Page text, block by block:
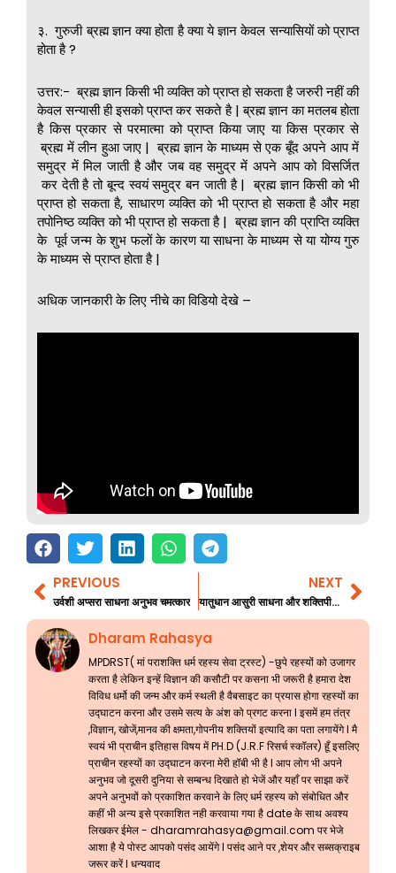
३. गुरुजी ब्रह्म ज्ञान क्या होता है क्या ये ज्ञान केवल सन्यासियों को प्राप्त
होता है ?
उत्तर:- ब्रह्म ज्ञान किसी भी व्यक्ति को प्राप्त हो सकता है जरुरी नहीं की
केवल सन्यासी ही इसको प्राप्त कर सकते है | ब्रह्म ज्ञान का मतलब होता
है किस प्रकार से परमात्मा को प्राप्त किया जाए या किस प्रकार से
ब्रह्म में लीन हुआ जाए | ब्रह्म ज्ञान के माध्यम से एक बूँद अपने आप में
समुद्र में मिल जाती है और जब वह समुद्र में अपने आप को विसर्जित
कर देती है तो बून्द स्वयं समुद्र बन जाती है | ब्रह्म ज्ञान किसी को भी
प्राप्त हो सकता है, साधारण व्यक्ति को भी प्राप्त हो सकता है और महा
तपोनिष्ठ व्यक्ति को भी प्राप्त हो सकता है | ब्रह्म ज्ञान की प्राप्ति व्यक्ति
के पूर्व जन्म के शुभ फलों के कारण या साधना के माध्यम से या योग्य गुरु
के माध्यम से प्राप्त होता है |
अधिक जानकारी के लिए नीचे का विडियो देखे –
Prev
PREVIOUS
उर्वशी अप्सरा साधना अनुभव चमत्कार
NEXT
यातुधान आसुरी साधना और शक्तिपीठ कथा भाग 1
Dharam Rahasya
MPDRST( मां पराशक्ति धर्म रहस्य सेवा ट्रस्ट) -छुपे रहस्यों को उजागर
करता है लेकिन इन्हें विज्ञान की कसौटी पर कसना भी जरूरी है हमारा देश
विविध धर्मो की जन्म और कर्म स्थली है वैबसाइट का प्रयास होगा रहस्यों का
उद्घाटन करना और उसमे सत्य के अंश को प्रगट करना l इसमें हम तंत्र
,विज्ञान, खोजें,मानव की क्षमता,गोपनीय शक्तियों इत्यादि का पता लगायेंगे l मै
स्वयं भी प्राचीन इतिहास विषय में PH.D (J.R.F रिसर्च स्कॉलर) हूँ इसलिए
प्राचीन रहस्यों का उद्घाटन करना मेरी हॉबी भी है l आप लोग भी अपने
अनुभव जो दूसरी दुनिया से सम्बन्ध दिखाते हो भेजें और यहाँ पर साझा करें
अपने अनुभवों को प्रकाशित करवाने के लिए धर्म रहस्य को संबोधित और
कहीं भी अन्य इसे प्रकाशित नही करवाया गया है date के साथ अवश्य
लिखकर ईमेल - dharamrahasya@gmail.com पर भेजे
आशा है ये पोस्ट आपको पसंद आयेंगे l पसंद आने पर ,शेयर और सब्सक्राइब
जरूर करें l धन्यवाद